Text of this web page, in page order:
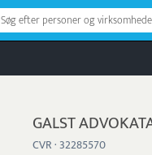
Søg efter personer og
GALST
CVR · 32285570